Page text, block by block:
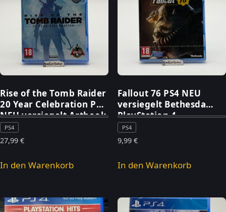
Rise of the Tomb Raider
20 Year Celebration PS4
NEU versiegelt Artbook
PS4
27,99 €
In den Warenkorb
Fallout 76 PS4 NEU
versiegelt Bethesda
PlayStation 4
PS4
9,99 €
In den Warenkorb